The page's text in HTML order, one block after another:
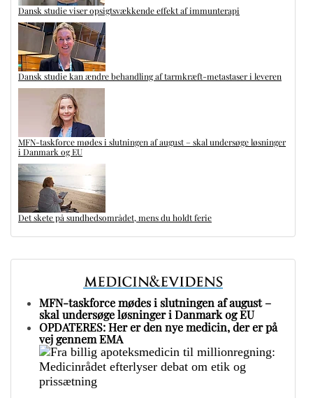
Dansk studie viser opsigtsvækkende effekt af immunterapi
Dansk studie kan ændre behandling af tarmkræft-metastaser i leveren
MFN-taskforce mødes i slutningen af august – skal undersøge løsninger
i Danmark og EU
Det skete på sundhedsområdet, mens du holdt ferie
MFN-taskforce mødes i slutningen af august –
skal undersøge løsninger i Danmark og EU
OPDATERES: Her er den nye medicin, der er på
vej gennem EMA